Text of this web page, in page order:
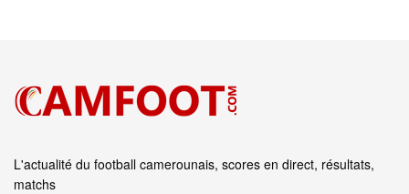
L'actualité du football camerounais, scores en direct, résultats,
matchs